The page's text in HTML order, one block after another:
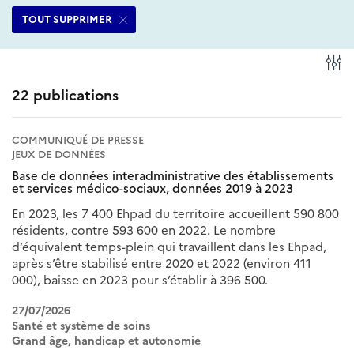
filtres
sélectionnés
TOUT SUPPRIMER
22 publications
COMMUNIQUÉ DE PRESSE
JEUX DE DONNÉES
Base de données interadministrative des établissements
et services médico-sociaux, données 2019 à 2023
En 2023, les 7 400 Ehpad du territoire accueillent 590 800
résidents, contre 593 600 en 2022. Le nombre
d’équivalent temps-plein qui travaillent dans les Ehpad,
après s’être stabilisé entre 2020 et 2022 (environ 411
000), baisse en 2023 pour s’établir à 396 500.
27/07/2026
Santé et système de soins
Grand âge, handicap et autonomie